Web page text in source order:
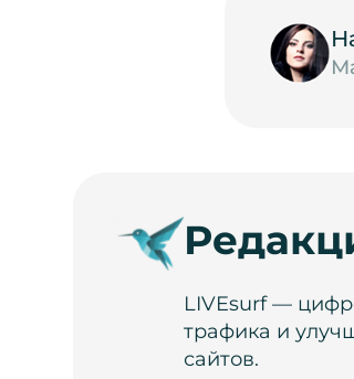
LIVEsurf —
трафика и
сайтов.